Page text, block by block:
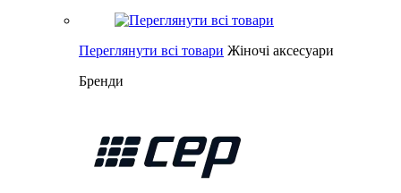
Переглянути всі товари Жіночі аксесуари
Бренди